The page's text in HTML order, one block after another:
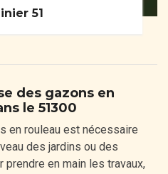
51
des gazons en
le 51300
en rouleau est nécessaire
des jardins ou des
en main les travaux,